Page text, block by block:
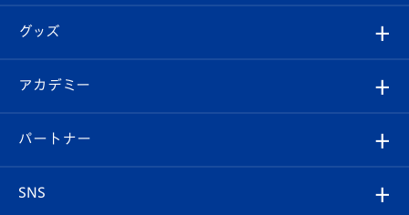
チケット
イベント
メディア
スタッフプロフィール
マスコット紹介
はじめての観戦ガイド
Revive Team
ヴィヴィくんの長崎おもてなしガイド
フォトギャラリー
スタジアムグルメ
チケット
V-LOVERS（ファンクラブ）
プレイヤーズスイート
グッズ
オンラインショップ
店舗情報
アカデミー
育成からのお知らせ
パートナー
SNS